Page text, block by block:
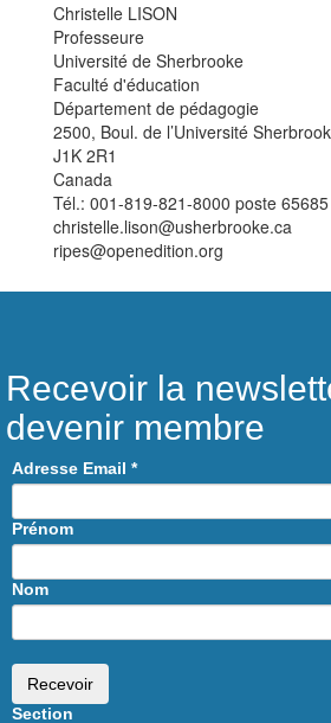
Christelle LISON
Professeure
Université de Sherbrooke
Faculté d'éducation
Département de pédagogie
2500, Boul. de l’Université
J1K 2R1
Canada
Tél.: 001-819-821-8000 poste 65685
christelle.lison@usherbrooke.ca
ripes@openedition.org
Recevoir la
devenir membre
Adresse Email *
Prénom
Nom
Section